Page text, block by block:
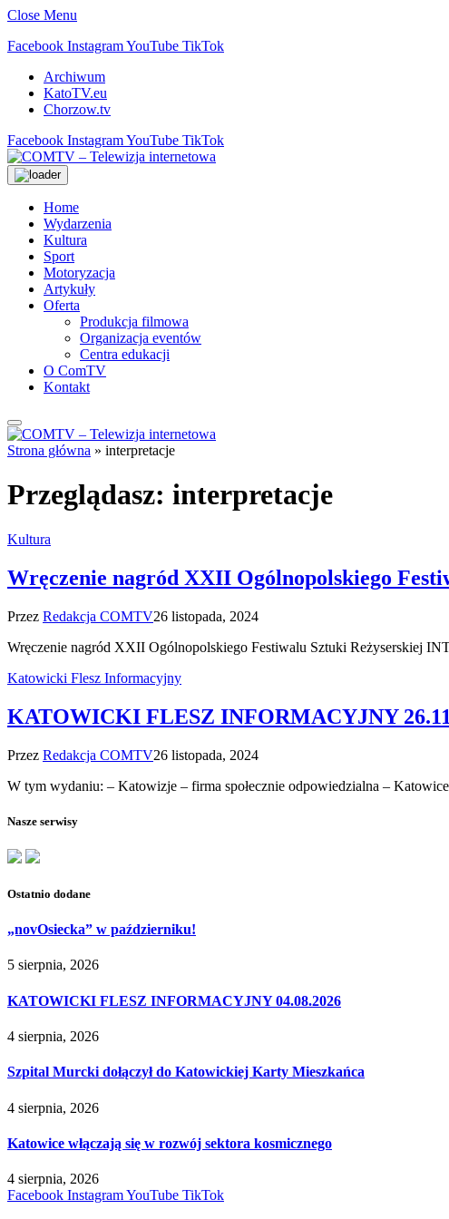
Close Menu
Facebook InstagramYouTube TikTok
Archiwum
KatoTV.eu
Chorzow.tv
Facebook InstagramYouTube TikTok
Home
Wydarzenia
Kultura
Sport
Motoryzacja
Artykuły
Oferta
Produkcja filmowa
Organizacja eventów
Centra edukacji
O ComTV
Kontakt
Strona główna » interpretacje
Przeglądasz: interpretacje
Kultura
Wręczenie nagród XXII Ogólnopolskiego
Przez Redakcja COMTV26 listopada, 2024
Wręczenie nagród XXII Ogólnopolskiego Festiwalu Sztuki Reżyserskiej
Katowicki Flesz Informacyjny
KATOWICKI FLESZ INFORMACYJNY
Przez Redakcja COMTV26 listopada, 2024
W tym wydaniu: – Katowizje – firma społecznie odpowiedzialna –
Nasze serwisy
Ostatnio dodane
„novOsiecka” w październiku!
5 sierpnia, 2026
KATOWICKI FLESZ INFORMACYJNY 04.08.2026
4 sierpnia, 2026
Szpital Murcki dołączył do Katowickiej Karty Mieszkańca
4 sierpnia, 2026
Katowice włączają się w rozwój sektora kosmicznego
4 sierpnia, 2026
Facebook InstagramYouTube TikTok